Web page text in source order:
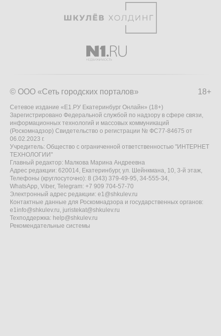
18+
© ООО «Сеть городских порталов»
Сетевое издание «Е1.РУ Екатеринбург Онлайн» (18+)
Зарегистрировано Федеральной службой по надзору в сфере связи,
информационных технологий и массовых коммуникаций
(Роскомнадзор) Свидетельство о регистрации № ФС77-84675 от
06.02.2023 г.
Учредитель: Общество с ограниченной ответственностью "ИНТЕРНЕТ
ТЕХНОЛОГИИ"
Главный редактор: Малкова Марина Андреевна
Адрес редакции: 620014, Екатеринбург, ул. Шейнкмана, 10, 3-й этаж,
Телефоны (круглосуточно): 8 (343) 379-49-95, 34-555-34,
WhatsApp, Viber, Telegram: +7 909 704-57-70
Электронный адрес редакции: e1@shkulev.ru
Контактные данные для Роскомнадзора и государственных органов:
e1info@shkulev.ru, juristekat@shkulev.ru
Техподдержка: help@shkulev.ru
Рекомендательные системы